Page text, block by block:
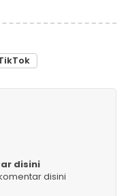
disini
disini